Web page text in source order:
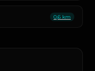
0,6 km